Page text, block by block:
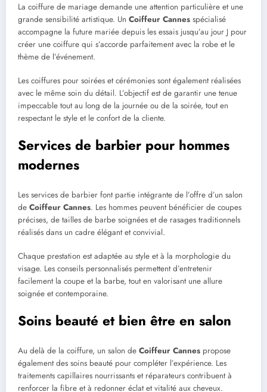
La coiffure de mariage demande une attention particulière et une
grande sensibilité artistique. Un Coiffeur Cannes spécialisé
accompagne la future mariée depuis les essais jusqu’au jour J pour
créer une coiffure qui s’accorde parfaitement avec la robe et le
thème de l’événement.
Les coiffures pour soirées et cérémonies sont également réalisées
avec le même soin du détail. L’objectif est de garantir une tenue
impeccable tout au long de la journée ou de la soirée, tout en
respectant le style et le confort de la cliente.
Services de barbier pour hommes
modernes
Les services de barbier font partie intégrante de l’offre d’un salon
de Coiffeur Cannes. Les hommes peuvent bénéficier de coupes
précises, de tailles de barbe soignées et de rasages traditionnels
réalisés dans un cadre élégant et convivial.
Chaque prestation est adaptée au style et à la morphologie du
visage. Les conseils personnalisés permettent d’entretenir
facilement la coupe et la barbe, tout en valorisant une allure
soignée et contemporaine.
Soins beauté et bien être en salon
Au delà de la coiffure, un salon de Coiffeur Cannes propose
également des soins beauté pour compléter l’expérience. Les
traitements capillaires nourrissants et réparateurs contribuent à
renforcer la fibre et à redonner éclat et vitalité aux cheveux.